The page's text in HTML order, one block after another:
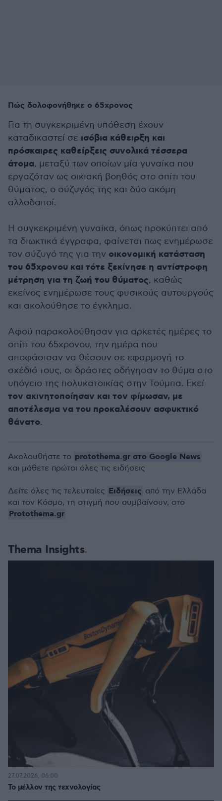
Πώς δολοφονήθηκε ο 65χρονος
Για τη συγκεκριμένη υπόθεση έχουν
καταδικαστεί σε ισόβια κάθειρξη και
πρόσκαιρες καθείρξεις συνολικά τέσσερα
άτομα, μεταξύ των οποίων μία γυναίκα που
εργαζόταν ως οικιακή βοηθός στο σπίτι του
θύματος, ο σύζυγός της και δύο ακόμη
αλλοδαποί.
Η συγκεκριμένη γυναίκα, όπως προκύπτει από
τα διωκτικά έγγραφα, φαίνεται πως ενημέρωσε
τον σύζυγό της για την οικονομική κατάσταση
του 65χρονου και τότε ξεκίνησε η αντίστροφη
μέτρηση για τη ζωή του θύματος, καθώς
εκείνος ενημέρωσε τους φυσικούς αυτουργούς
και ακολούθησε το έγκλημα.
Αφού παρακολούθησαν για αρκετές ημέρες το
σπίτι του 65χρονου, την ημέρα που
αποφάσισαν να θέσουν σε εφαρμογή το
σχέδιό τους, οι δράστες οδήγησαν το θύμα στο
υπόγειο της πολυκατοικίας στην Τούμπα. Εκεί
τον ακινητοποίησαν και τον φίμωσαν, με
αποτέλεσμα να του προκαλέσουν ασφυκτικό
θάνατο.
Thema Insights
Το μέλλον της τεχνολογίας
27.07.2026, 06:00
Ακολουθήστε το protothema.gr στο Google News
και μάθετε πρώτοι όλες τις ειδήσεις
Δείτε όλες τις τελευταίες Ειδήσεις από την Ελλάδα
και τον Κόσμο, τη στιγμή που συμβαίνουν, στο
Protothema.gr